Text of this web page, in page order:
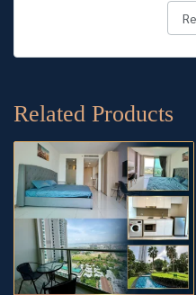
Related Products